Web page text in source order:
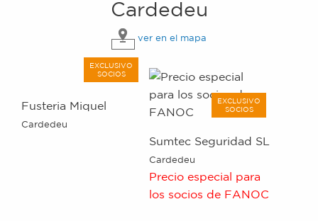
Cardedeu
ver en el mapa
EXCLUSIVO
SOCIOS
Fusteria Miquel
Cardedeu
EXCLUSIVO
SOCIOS
Sumtec Seguridad SL
Cardedeu
Precio especial para
los socios de FANOC